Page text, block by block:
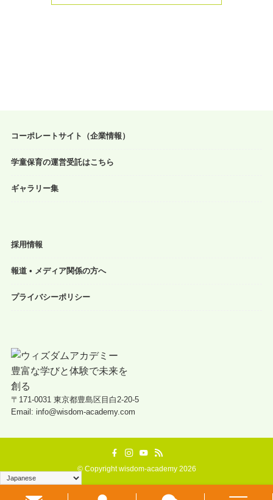
コーポレートサイト（企業情報）
学童保育の運営受託はこちら
ギャラリー集
採用情報
報道 • メディア関係の方へ
プライバシーポリシー
〒171-0031 東京都豊島区目白2-20-5
Email: info@wisdom-academy.com
©Copyright wisdom-academy 2026